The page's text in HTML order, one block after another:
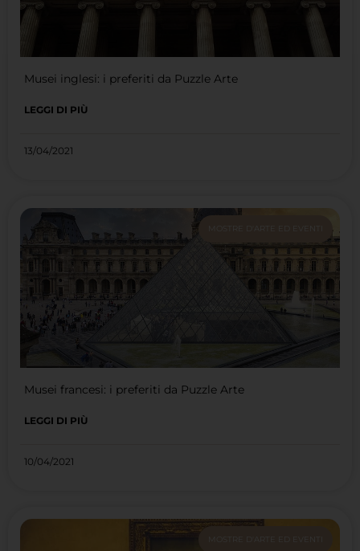
Musei inglesi: i preferiti da Puzzle Arte
LEGGI DI PIÙ
13/04/2021
MOSTRE D'ARTE ED EVENTI
Musei francesi: i preferiti da Puzzle Arte
LEGGI DI PIÙ
10/04/2021
MOSTRE D'ARTE ED EVENTI